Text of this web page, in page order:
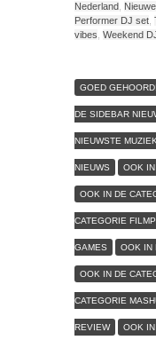
Nederland
Performer DJ set
vibes Weekend
GOED
DE SIDEBAR
NIEUWSTE MUZIEK
NIEUWS OOK
OOK IN DE
CATEGORIE
GAMES OOK IN
OOK IN DE
CATEGORIE
REVIEW OOK